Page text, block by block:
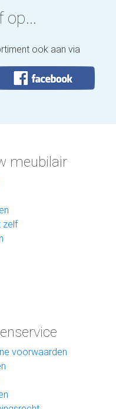
op...
ook aan via
meubilair
zelf
voorwaarden